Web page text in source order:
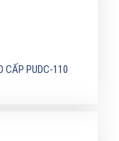
CẤP PUDC-110